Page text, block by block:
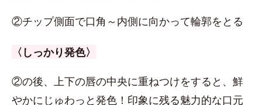
②チップ側面で口角～内側に向かって輪郭をとる
〈しっかり発色〉
②の後、上下の唇の中央に重ねつけをすると、鮮
やかにじゅわっと発色！印象に残る魅力的な口元